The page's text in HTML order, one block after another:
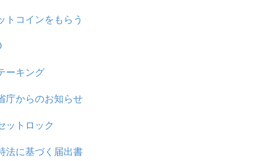
トコインをもらう
ーキング
庁からのお知らせ
ットロック
法に基づく届出書